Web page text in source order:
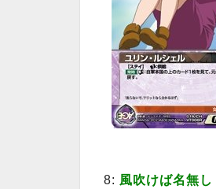
8: 風吹けば名無し